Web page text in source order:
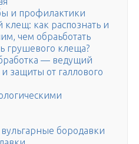
и профилактики
как распознать и
чем обраьботать
грушевого клеща?
— ведущий
защиты от галлового
бородавки